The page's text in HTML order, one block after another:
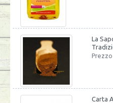
La
Carta